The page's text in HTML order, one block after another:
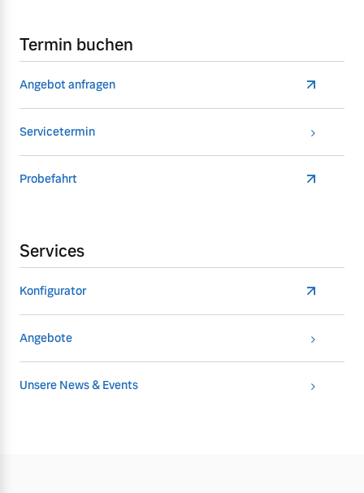
Termin buchen
Angebot anfragen
Servicetermin
Probefahrt
Services
Konfigurator
Angebote
Unsere News & Events